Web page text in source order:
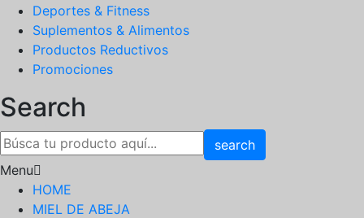
Deportes & Fitness
Suplementos & Alimentos
Productos Reductivos
Promociones
Search
search
Menu
HOME
MIEL DE ABEJA